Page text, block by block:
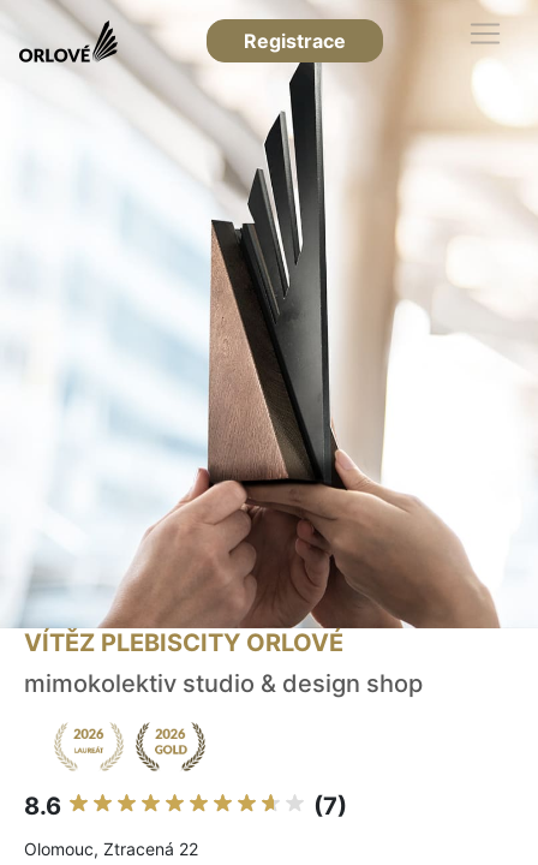
Registrace
VÍTĚZ PLEBISCITY ORLOVÉ
mimokolektiv studio & design shop
8.6 (7)
Olomouc, Ztracená 22